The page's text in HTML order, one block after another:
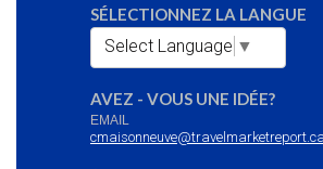
SÉLECTIONNEZ LA LANGUE
Select Language ▼
AVEZ - VOUS UNE IDÉE?
EMAIL
cmaisonneuve@travelmarketreport.ca